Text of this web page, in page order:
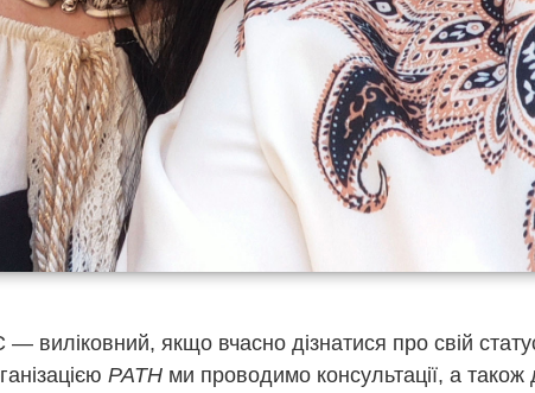
— виліковний, якщо вчасно дізнатися про свій
PATH ми проводимо консультації, а